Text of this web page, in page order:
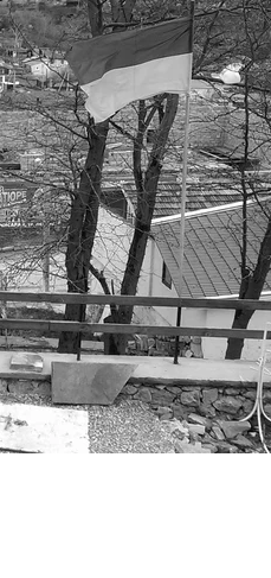
просто молчали, а
ЕС. Увидел
«референдума»:
узнаю, что
— человек,
давно запрещено
активны! Много
но было пятеро
комиссии
в порядок
оправдывается, что
кого нет в
о внесении в
— говорят пришедшей